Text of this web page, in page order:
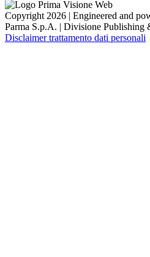
Copyright 2026 | Engineered and
Parma S.p.A. | Divisione Publishing
Disclaimer trattamento dati personali